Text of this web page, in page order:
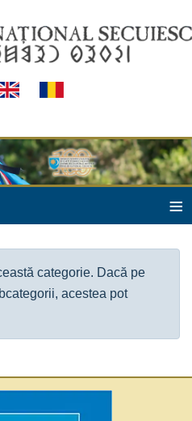
≡
categorie. Dacă pe
acestea pot